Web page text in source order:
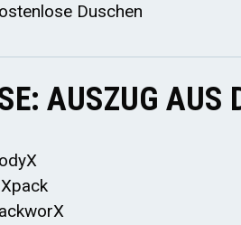
Duschen
AUSZUG AUS